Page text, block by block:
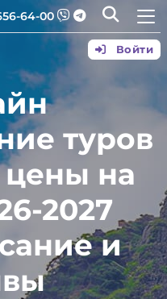
64-00
Войти
туров
на
2027
и